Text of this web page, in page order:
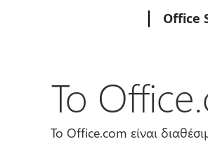
Office
Το
Το Office.com είναι